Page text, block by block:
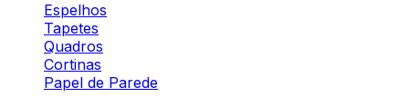
Espelhos
Tapetes
Quadros
Cortinas
Papel de Parede